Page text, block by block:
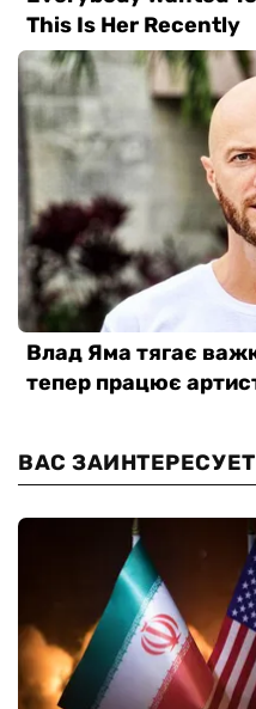
ВАС ЗАИНТЕРЕСУЕТ